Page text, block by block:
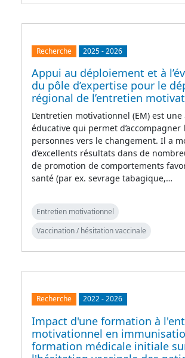
Recherche 2025-2026
Appui au déploiement et à
du pôle d’expertise pour le
régional de l’entretien
L’entretien motivationnel (EM) est
éducative qui permet d’accompagner
personnes vers le changement. Il a
d’excellents résultats dans de
de promotion de comportements
santé (par ex. sevrage tabagique,…
Entretien motivationnel
Vaccination / hésitation vaccinale
Recherche 2022-2026
Impact d'une formation à
motivationnel en
formation médicale initiale